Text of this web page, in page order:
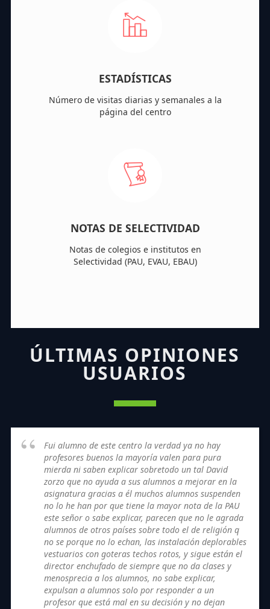
ESTADÍSTICAS
Número de visitas diarias y semanales a la
página del centro
NOTAS DE SELECTIVIDAD
Notas de colegios e institutos en
Selectividad (PAU, EVAU, EBAU)
ÚLTIMAS OPINIONES
USUARIOS
Fui alumno de este centro la verdad ya no hay
profesores buenos la mayoría valen para pura
mierda ni saben explicar sobretodo un tal David
zorzo que no ayuda a sus alumnos a mejorar en la
asignatura gracias a él muchos alumnos suspenden
no lo he han por que tiene la mayor nota de la PAU
este señor o sabe explicar, parecen que no le agrada
alumnos de otros países sobre todo el de religión q
no se porque no lo echan, las instalación deplorables
vestuarios con goteras techos rotos, y sigue están el
director enchufado de siempre que no da clases y
menosprecia a los alumnos, no sabe explicar,
expulsan a alumnos solo por responder a un
profesor que está mal en su decisión y no dejan